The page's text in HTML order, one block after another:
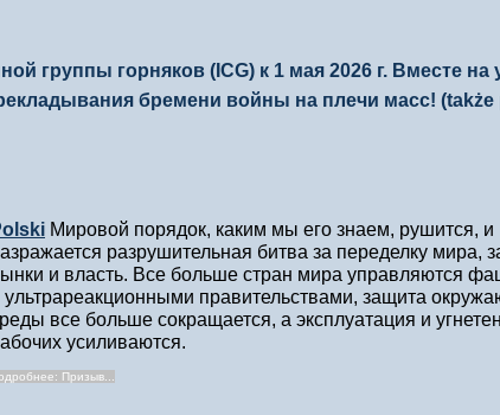
группы горняков (ICG) к 1 мая 2026 г. Вместе на
бремени войны на плечи масс! (także
Мировой порядок, каким мы его знаем, рушится, и
разрушительная битва за переделку мира,
и власть. Все больше стран мира управляются
ультрареакционными правительствами, защита
все больше сокращается, а эксплуатация и
усиливаются.
Призыв...